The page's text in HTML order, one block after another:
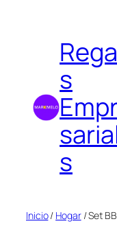
contenido
s
s
Inicio/ Hogar/ Set